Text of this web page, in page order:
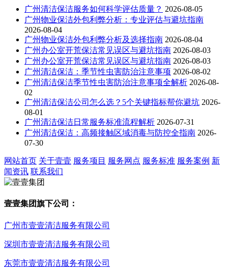
广州清洁保洁服务如何科学评估质量？ 2026-08-05
广州物业保洁外包利弊分析：专业评估与避坑指南
2026-08-04
广州物业保洁外包利弊分析及选择指南 2026-08-04
广州办公室开荒保洁常见误区与避坑指南 2026-08-03
广州办公室开荒保洁常见误区与避坑指南 2026-08-03
广州清洁保洁：季节性虫害防治注意事项 2026-08-02
广州清洁保洁季节性虫害防治注意事项全解析 2026-08-
02
广州清洁保洁公司怎么选？5个关键指标帮你避坑 2026-
08-01
广州清洁保洁日常服务标准流程解析 2026-07-31
广州清洁保洁：高频接触区域消毒与防控全指南 2026-
07-30
网站首页 关于壹壹 服务项目 服务网点 服务标准 服务案例 新
闻资讯 联系我们
壹壹集团旗下公司：
广州市壹壹清洁服务有限公司
深圳市壹壹清洁服务有限公司
东莞市壹壹清洁服务有限公司